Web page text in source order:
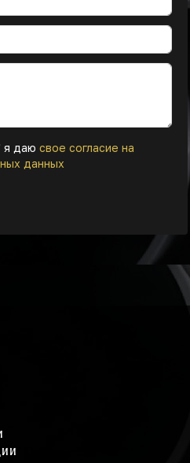
я даю свое согласие на
данных